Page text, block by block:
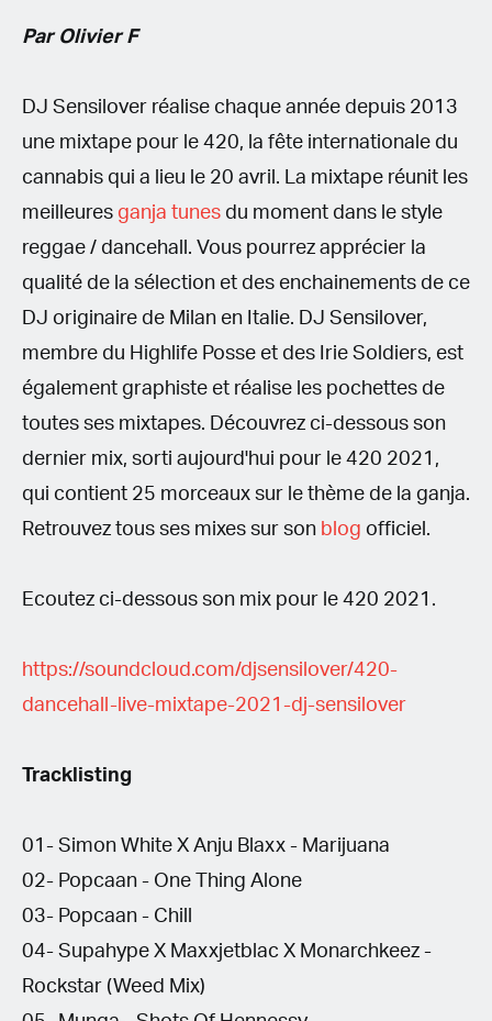
Par Olivier F
DJ Sensilover réalise chaque année depuis 2013
une mixtape pour le 420, la fête internationale du
cannabis qui a lieu le 20 avril. La mixtape réunit les
meilleures ganja tunes du moment dans le style
reggae / dancehall. Vous pourrez apprécier la
qualité de la sélection et des enchainements de ce
DJ originaire de Milan en Italie. DJ Sensilover,
membre du Highlife Posse et des Irie Soldiers, est
également graphiste et réalise les pochettes de
toutes ses mixtapes. Découvrez ci-dessous son
dernier mix, sorti aujourd'hui pour le 420 2021,
qui contient 25 morceaux sur le thème de la ganja.
Retrouvez tous ses mixes sur son blog officiel.
Ecoutez ci-dessous son mix pour le 420 2021.
https://soundcloud.com/djsensilover/420-
dancehall-live-mixtape-2021-dj-sensilover
Tracklisting
01- Simon White X Anju Blaxx - Marijuana
02- Popcaan - One Thing Alone
03- Popcaan - Chill
04- Supahype X Maxxjetblac X Monarchkeez -
Rockstar (Weed Mix)